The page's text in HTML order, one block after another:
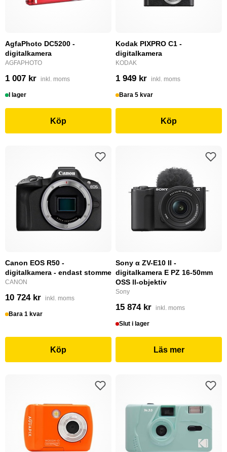
AgfaPhoto DC5200 -
digitalkamera
AGFAPHOTO
1 007 kr inkl. moms
I lager
Köp
Kodak PIXPRO C1 -
digitalkamera
KODAK
1 949 kr inkl. moms
Bara 5 kvar
Köp
Canon EOS R50 -
digitalkamera - endast stomme
CANON
10 724 kr inkl. moms
Bara 1 kvar
Köp
Sony α ZV-E10 II -
digitalkamera E PZ 16-50mm
OSS ll-objektiv
Sony
15 874 kr inkl. moms
Slut i lager
Läs mer